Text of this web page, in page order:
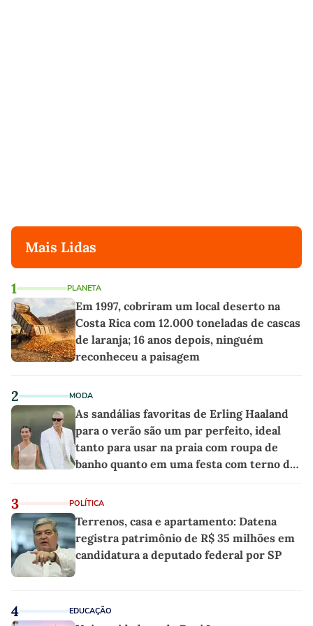
Mais Lidas
1 PLANETA
Em 1997, cobriram um local deserto na
Costa Rica com 12.000 toneladas de cascas
de laranja; 16 anos depois, ninguém
reconheceu a paisagem
2 MODA
As sandálias favoritas de Erling Haaland
para o verão são um par perfeito, ideal
tanto para usar na praia com roupa de
banho quanto em uma festa com terno de
3 POLÍTICA
Terrenos, casa e apartamento: Datena
registra patrimônio de R$ 35 milhões em
candidatura a deputado federal por SP
4 EDUCAÇÃO